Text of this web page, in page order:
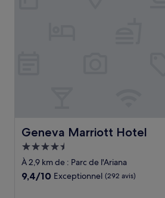
Geneva Marriott Hotel
Geneva Marriott Hotel
Hébergement
4.5 étoiles
À 2,9 km de : Parc de l'Ariana
9.4
9,4/10 Exceptionnel (292 avis)